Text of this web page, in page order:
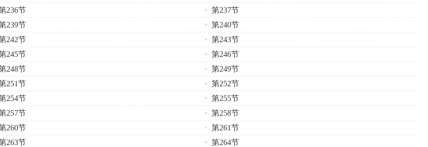
236节
第237节
239节
第240节
242节
第243节
245节
第246节
248节
第249节
251节
第252节
254节
第255节
257节
第258节
260节
第261节
263节
第264节